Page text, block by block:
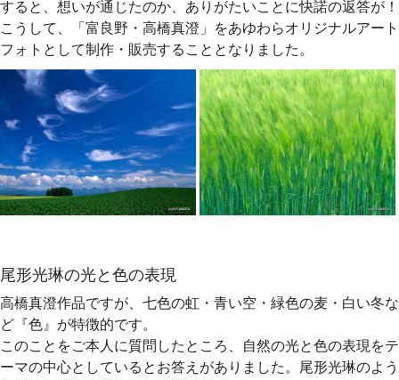
すると、想いが通じたのか、ありがたいことに快諾の返答が！
こうして、「富良野・高橋真澄」をあゆわらオリジナルアート
フォトとして制作・販売することとなりました。
尾形光琳の光と色の表現
高橋真澄作品ですが、七色の虹・青い空・緑色の麦・白い冬な
ど『色』が特徴的です。
このことをご本人に質問したところ、自然の光と色の表現をテ
ーマの中心としているとお答えがありました。尾形光琳のよう